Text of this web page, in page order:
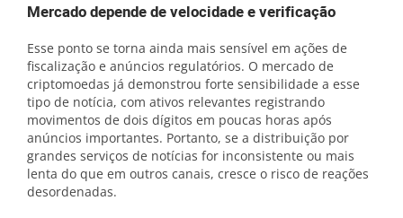
Mercado depende de velocidade e verificação
Esse ponto se torna ainda mais sensível em ações de
fiscalização e anúncios regulatórios. O mercado de
criptomoedas já demonstrou forte sensibilidade a esse
tipo de notícia, com ativos relevantes registrando
movimentos de dois dígitos em poucas horas após
anúncios importantes. Portanto, se a distribuição por
grandes serviços de notícias for inconsistente ou mais
lenta do que em outros canais, cresce o risco de reações
desordenadas.